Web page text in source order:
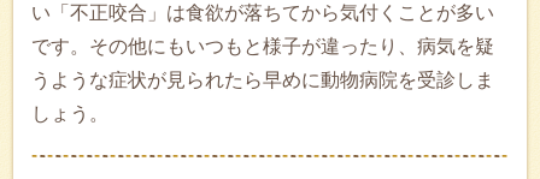
い「不正咬合」は食欲が落ちてから気付くことが多い
です。その他にもいつもと様子が違ったり、病気を疑
うような症状が見られたら早めに動物病院を受診しま
しょう。